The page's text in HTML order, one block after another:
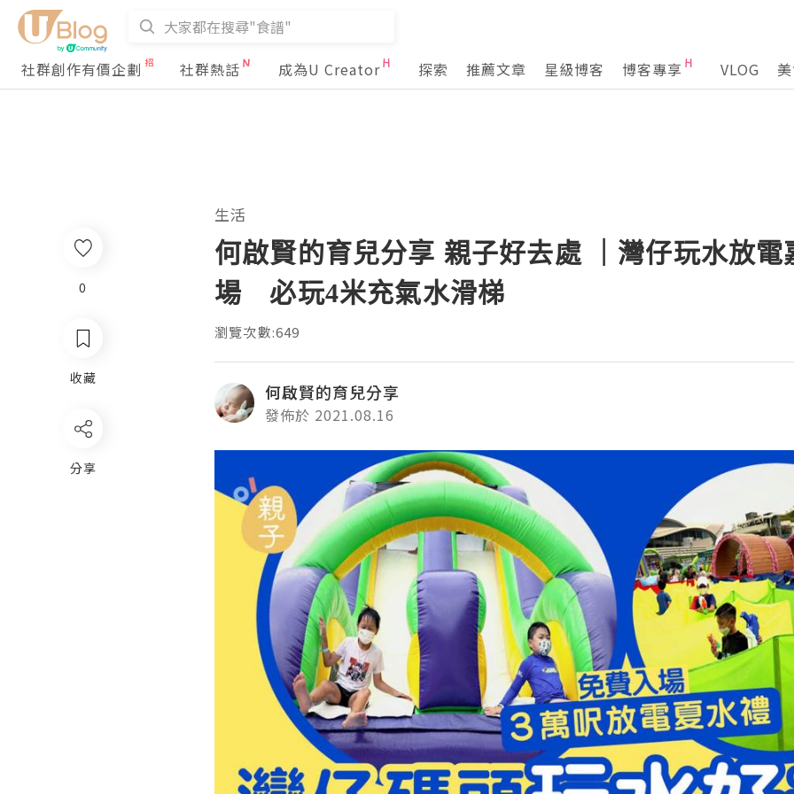
社群創作有價企劃 社群熱話 成為U Creator 探索 推薦文章 星級博客 博客專享 VLOG
生活
何啟賢的育兒分享 親子好去處 ｜灣仔玩水放
場 必玩4米充氣水滑梯
瀏覽次數:649
何啟賢的育兒分享
發佈於 2021.08.16
0
收藏
分享